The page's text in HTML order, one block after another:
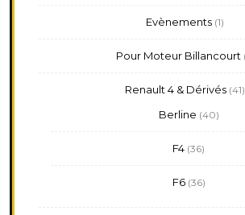
Evènements 11
Pour Moteur Billancourt
Renault 4 & Dérivés 4141
Berline 4040
F4 3636
F6 3636